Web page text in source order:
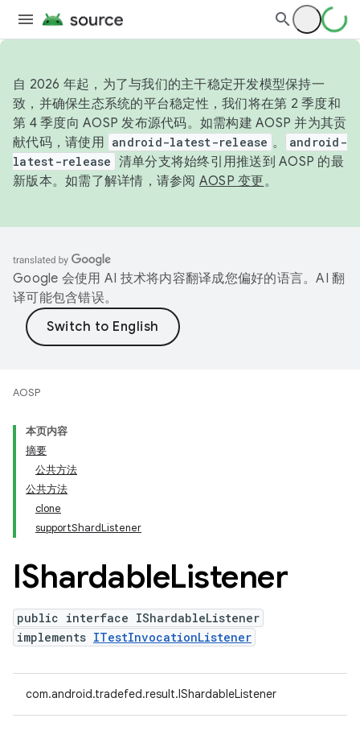
自 2026 年起，为了与我们的主干稳定开发模型保持一
致，并确保生态系统的平台稳定性，我们将在第 2 季度和
第 4 季度向 AOSP 发布源代码。如需构建 AOSP 并为其贡
献代码，请使用 android-latest-release 。
android-
latest-release 清单分支将始终引用推送到 AOSP 的最
新版本。如需了解详情，请参阅 AOSP 变更。
Google 会使用 AI 技术将内容翻译成您偏好的语言。AI 翻
译可能包含错误。
AOSP
本页内容
摘要
公共方法
公共方法
clone
supportShardListener
IShardableListener
public interface IShardableListener
implements ITestInvocationListener
com.android.tradefed.result.IShardableListener